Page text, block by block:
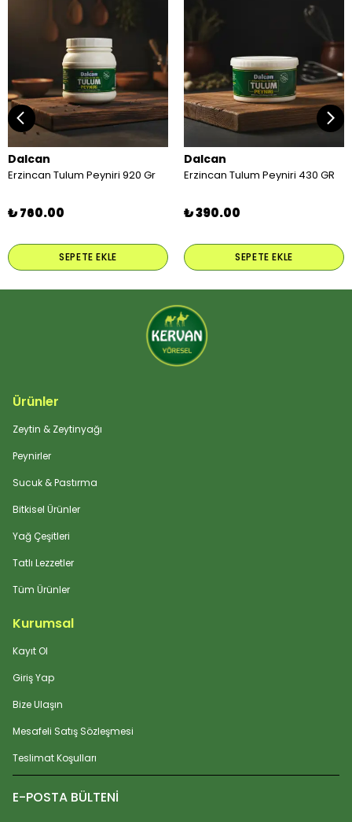
Dalcan
Erzincan Tulum Peyniri 920 Gr
₺ 760.00
SEPETE EKLE
Dalcan
Erzincan Tulum Peyniri 430 GR
₺ 390.00
SEPETE EKLE
Ürünler
Zeytin & Zeytinyağı
Peynirler
Sucuk & Pastırma
Bitkisel Ürünler
Yağ Çeşitleri
Tatlı Lezzetler
Tüm Ürünler
Kurumsal
Kayıt Ol
Giriş Yap
Bize Ulaşın
Mesafeli Satış Sözleşmesi
Teslimat Koşulları
E-POSTA BÜLTENİ